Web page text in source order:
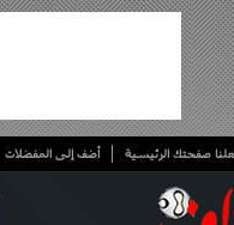
صفحتك الرئيسية أضف إلى المفضلات